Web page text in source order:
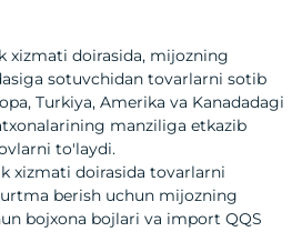
xizmati doirasida, mijozning
sotuvchidan tovarlarni sotib
Turkiya, Amerika va Kanadadagi
manziliga etkazib
to'laydi.
xizmati doirasida tovarlarni
berish uchun mijozning
bojxona bojlari va import QQS